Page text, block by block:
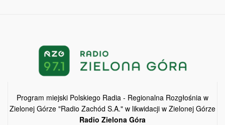
Program miejski Polskiego Radia - Regionalna Rozgłośnia w
Zielonej Górze "Radio Zachód S.A." w likwidacji w Zielonej Górze
Radio Zielona Góra